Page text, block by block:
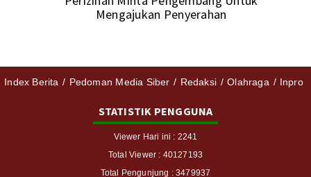
Mengajukan Penyerahan
Index Berita Pedoman Media Siber Redaksi Olahraga Inpro
STATISTIK PENGGUNA
Viewer Hari ini : 2241
Total Viewer : 40127193
Total Pengunjung : 3479937